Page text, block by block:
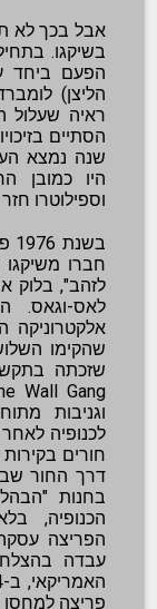
אבל בכך לא
הפעם ביחד
הליצן)
ראיה שעלול
הסתיים
שנה נמצא
היו כמובן
וספילוטרו
חברו
לזהב", בלוק
לאס-וגאס.
אלקטרוניקה
שהקימו
וגניבות
לכנופיה
חורים
דרך החור
בחנות
הכנופיה,
הפריצה
עבדה
פריצה למחסן